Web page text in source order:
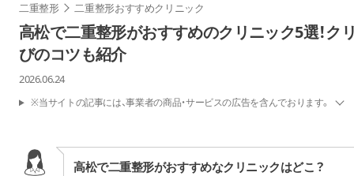
二重整形 二重整形おすすめクリニック
高松で二重整形がおすすめのクリニック5選！ク
びのコツも紹介
2026.06.24
※当サイトの記事には、事業者の商品・サービスの広告を含んでおります。
高松で二重整形がおすすめなクリニックはどこ？